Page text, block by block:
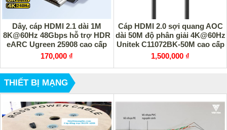
Dây, cáp HDMI 2.1 dài 1M
8K@60Hz 48Gbps hỗ trợ HDR
eARC Ugreen 25908 cao cấp
170,000 ₫
Cáp HDMI 2.0 sợi quang AOC
dài 50M độ phân giải 4K@60Hz
Unitek C11072BK-50M cao cấp
1,500,000 ₫
THIẾT BỊ MẠNG